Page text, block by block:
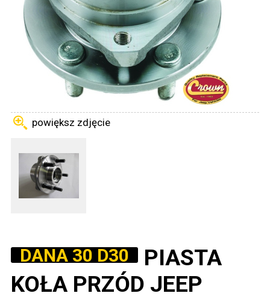
powiększ zdjęcie
DANA 30 D30
PIASTA
KOŁA PRZÓD JEEP